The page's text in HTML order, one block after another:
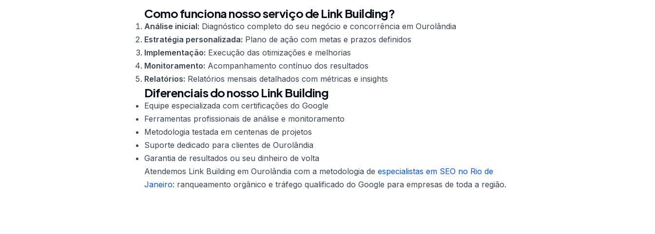
Como funciona nosso serviço de Link Building?
Análise inicial: Diagnóstico completo do seu negócio e concorrência em Ourolândia
Estratégia personalizada: Plano de ação com metas e prazos definidos
Implementação: Execução das otimizações e melhorias
Monitoramento: Acompanhamento contínuo dos resultados
Relatórios: Relatórios mensais detalhados com métricas e insights
Diferenciais do nosso Link Building
Equipe especializada com certificações do Google
Ferramentas profissionais de análise e monitoramento
Metodologia testada em centenas de projetos
Suporte dedicado para clientes de Ourolândia
Garantia de resultados ou seu dinheiro de volta
Atendemos Link Building em Ourolândia com a metodologia de especialistas em SEO no Rio de
Janeiro: ranqueamento orgânico e tráfego qualificado do Google para empresas de toda a região.